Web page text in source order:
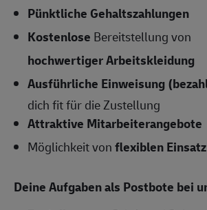
Pünktliche Gehaltszahlungen
Kostenlose Bereitstellung von
hochwertiger Arbeitskleidung
Ausführliche Einweisung
dich fit für die Zustellung
Attraktive Mitarbeiterangebote
Möglichkeit vonflexiblen
Deine Aufgaben als Postbote bei